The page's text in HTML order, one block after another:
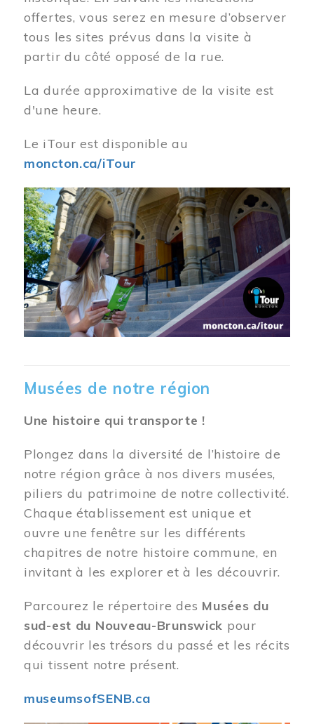
offertes, vous serez en mesure d’observer
tous les sites prévus dans la visite à
partir du côté opposé de la rue.
La durée approximative de la visite est
d'une heure.
Le iTour est disponible au
moncton.ca/iTour
Musées de notre région
Une histoire qui transporte !
Plongez dans la diversité de l’histoire de
notre région grâce à nos divers musées,
piliers du patrimoine de notre collectivité.
Chaque établissement est unique et
ouvre une fenêtre sur les différents
chapitres de notre histoire commune, en
invitant à les explorer et à les découvrir.
Parcourez le répertoire des Musées du
sud-est du Nouveau-Brunswick pour
découvrir les trésors du passé et les récits
qui tissent notre présent.
museumsofSENB.ca